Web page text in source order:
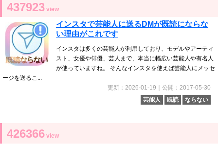
437923 view
インスタで芸能人に送るDMが既読にならな
い理由がこれです
インスタは多くの芸能人が利用しており、モデルやアーティ
スト、女優や俳優、芸人まで、本当に幅広い芸能人や有名人
が使っていますね。 そんなインスタを使えば芸能人にメッセ
ージを送るこ...
更新：2026-01-19｜公開：2017-05-30
芸能人
既読 ならない
426366 view